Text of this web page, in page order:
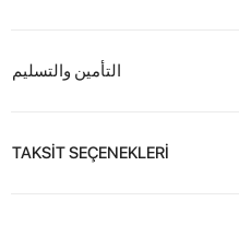
التأمين والتسليم
TAKSİT SEÇENEKLERİ